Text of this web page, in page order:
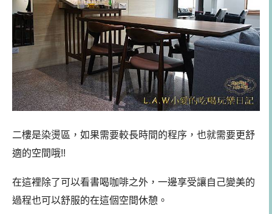
二樓是染燙區，如果需要較長時間的程序，也就需要更舒
適的空間哦!!
在這裡除了可以看書喝咖啡之外，一邊享受讓自己變美的
過程也可以舒服的在這個空間休憩。